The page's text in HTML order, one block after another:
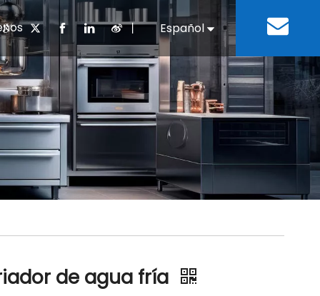
chino Equipos de refrigeración
Equipo para lavar platos
Negocios e Industria Residencias de
Descargar
del desarrollo
丨 Español
English
de agua fría